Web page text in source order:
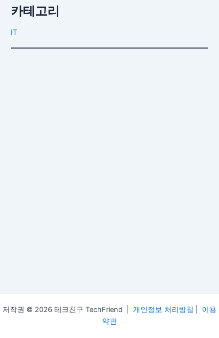
카테고리
IT
저작권 © 2026 테크친구 TechFriend | 개인정보 처리방침
이용
약관